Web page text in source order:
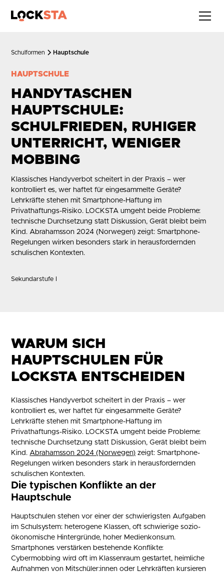
Schulformen Hauptschule
HAUPTSCHULE
HANDYTASCHEN
HAUPTSCHULE:
SCHULFRIEDEN, RUHIGER
UNTERRICHT, WENIGER
MOBBING
Klassisches Handyverbot scheitert in der Praxis – wer
kontrolliert es, wer haftet für eingesammelte Geräte?
Lehrkräfte stehen mit Smartphone-Haftung im
Privathaftungs-Risiko. LOCKSTA umgeht beide Probleme:
technische Durchsetzung statt Diskussion, Gerät bleibt beim
Kind.Abrahamsson 2024 (Norwegen) zeigt: Smartphone-
Regelungen wirken besonders stark in herausfordernden
schulischen Kontexten.
Sekundarstufe I
WARUM SICH
HAUPTSCHULEN FÜR
LOCKSTA ENTSCHEIDEN
Klassisches Handyverbot scheitert in der Praxis – wer
kontrolliert es, wer haftet für eingesammelte Geräte?
Lehrkräfte stehen mit Smartphone-Haftung im
Privathaftungs-Risiko. LOCKSTA umgeht beide Probleme:
technische Durchsetzung statt Diskussion, Gerät bleibt beim
Kind.Abrahamsson 2024 (Norwegen) zeigt: Smartphone-
Regelungen wirken besonders stark in herausfordernden
schulischen Kontexten.
Die typischen Konflikte an der
Hauptschule
Hauptschulen stehen vor einer der schwierigsten Aufgaben
im Schulsystem: heterogene Klassen, oft schwierige sozio-
ökonomische Hintergründe, hoher Medienkonsum.
Smartphones verstärken bestehende Konflikte:
Cybermobbing wird oft im Klassenraum gestartet, heimliche
Aufnahmen von Mitschüler:innen oder Lehrkräften kursieren